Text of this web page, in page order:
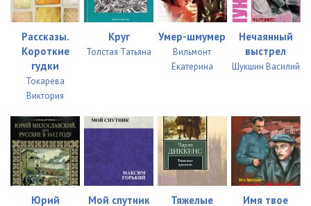
Рассказы.
Короткие
гудки
Токарева
Виктория
Круг
Толстая Татьяна
Умер-шмумер
Вильмонт
Екатерина
Нечаянный
выстрел
Шукшин Василий
Юрий Мой спутник Тяжелые Имя твое